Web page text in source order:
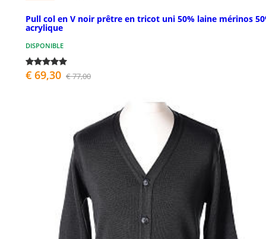
Pull col en V noir prêtre en tricot uni 50% laine mérinos
acrylique
DISPONIBLE
€ 69,30 € 77,00